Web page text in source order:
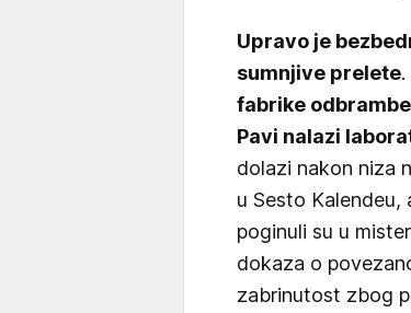
Upravo je
sumnjive prelete
fabrike
Pavi nalazi
dolazi nakon niza
u Sesto
poginuli su u
dokaza o
zabrinutost zbog